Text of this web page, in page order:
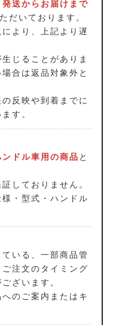
発送からお届けまで
だいております。
より、上記より遅
じることがありま
合は返品対象外と
反映や到着までに
す。
ドル車用の商品 と
しておりません。
・型式・ハンドル
いる、一部商品管
注文のタイミング
ざいます。
のご案内またはキ